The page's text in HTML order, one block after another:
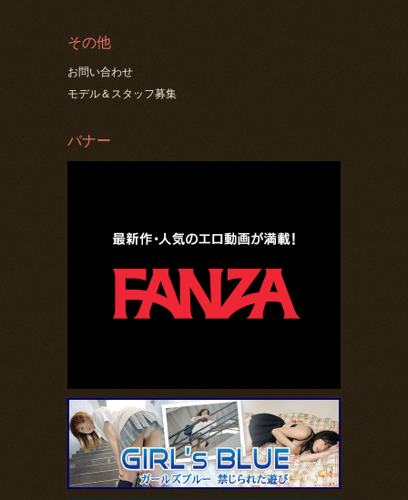
その他
お問い合わせ
モデル＆スタッフ募集
バナー